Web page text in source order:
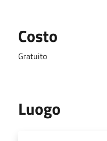
Costo
Gratuito
Luogo